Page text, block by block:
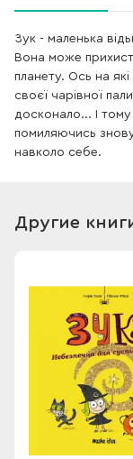
Зук - маленька
Вона може
планету. Ось на
своєї чарівної
досконало... І тому
помиляючись
навколо себе.
Другие